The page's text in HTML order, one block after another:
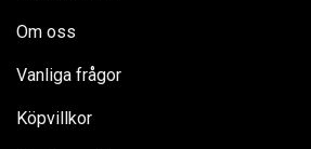
Om oss
Vanliga frågor
Köpvillkor